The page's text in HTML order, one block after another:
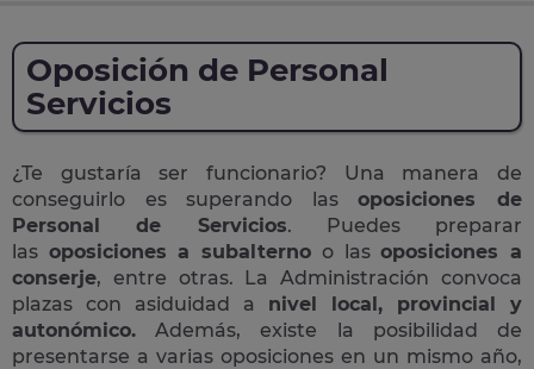
Oposición de Personal
Servicios
¿Te gustaría ser funcionario? Una manera de
conseguirlo es superando lasoposiciones de
Personal de Servicios. Puedes preparar
las oposiciones a subalterno o lasoposiciones a
conserje, entre otras. La Administración convoca
plazas con asiduidad a nivel local, provincial y
autonómico. Además, existe la posibilidad de
presentarse a varias oposiciones en un mismo año,